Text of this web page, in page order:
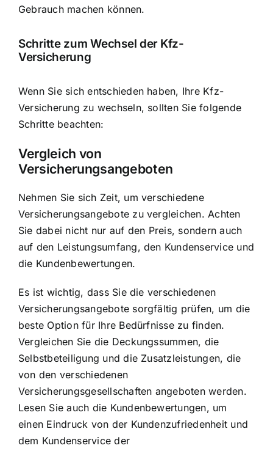
Gebrauch machen können.
Schritte zum Wechsel der Kfz-
Versicherung
Wenn Sie sich entschieden haben, Ihre Kfz-
Versicherung zu wechseln, sollten Sie folgende
Schritte beachten:
Vergleich von
Versicherungsangeboten
Nehmen Sie sich Zeit, um verschiedene
Versicherungsangebote zu vergleichen. Achten
Sie dabei nicht nur auf den Preis, sondern auch
auf den Leistungsumfang, den Kundenservice und
die Kundenbewertungen.
Es ist wichtig, dass Sie die verschiedenen
Versicherungsangebote sorgfältig prüfen, um die
beste Option für Ihre Bedürfnisse zu finden.
Vergleichen Sie die Deckungssummen, die
Selbstbeteiligung und die Zusatzleistungen, die
von den verschiedenen
Versicherungsgesellschaften angeboten werden.
Lesen Sie auch die Kundenbewertungen, um
einen Eindruck von der Kundenzufriedenheit und
dem Kundenservice der